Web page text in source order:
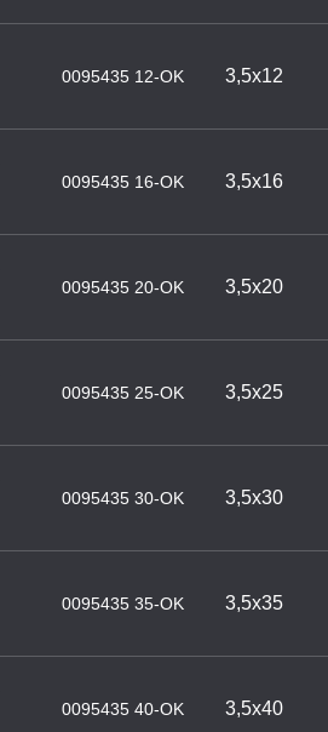
0095435 12-OK 3,5х12
0095435 16-OK 3,5х16
0095435 20-OK 3,5х20
0095435 25-OK 3,5х25
0095435 30-OK 3,5х30
0095435 35-OK 3,5х35
0095435 40-OK 3,5х40